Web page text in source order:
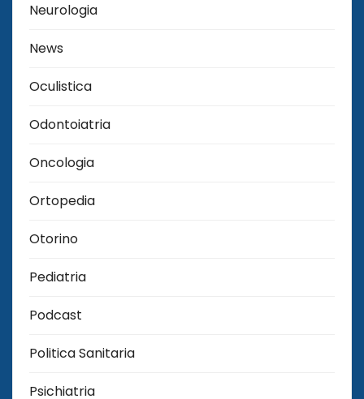
Neurologia
News
Oculistica
Odontoiatria
Oncologia
Ortopedia
Otorino
Pediatria
Podcast
Politica Sanitaria
Psichiatria